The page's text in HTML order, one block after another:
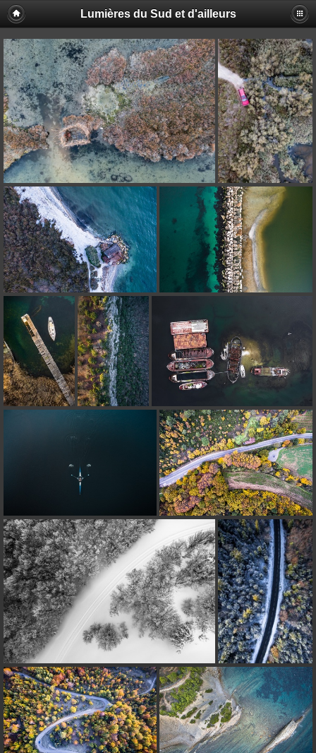
Lumières du Sud et d'ailleurs